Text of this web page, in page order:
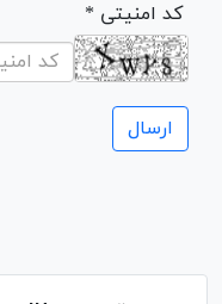
* کد امنیتی